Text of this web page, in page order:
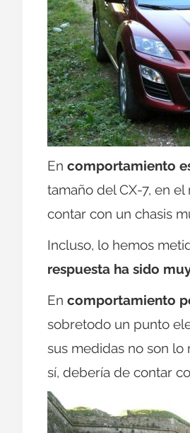
En comportamiento
tamaño del CX-7, en
contar con un chasis
Incluso, lo hemos
respuesta ha sido
En comportamiento
sobretodo un punto
sus medidas no son lo
sí, debería de contar